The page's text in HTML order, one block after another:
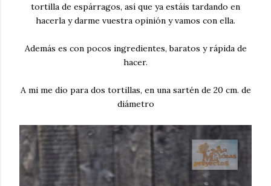
tortilla de espárragos, así que ya estáis tardando en
hacerla y darme vuestra opinión y vamos con ella.
Además es con pocos ingredientes, baratos y rápida de
hacer.
A mi me dio para dos tortillas, en una sartén de 20 cm. de
diámetro